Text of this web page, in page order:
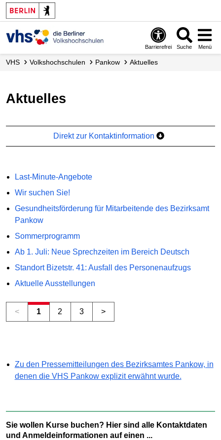
Barrierefrei Suche Menü
VHS Volks­hochschulen Pankow Aktuelles
Aktuelles
Direkt zur Kontaktinformation
Last-Minute-Angebote
Wir suchen Sie!
Gesundheitsförderung für Mitarbeitende des Bezirksamt
Pankow
Sommerprogramm
Ab 1. Juli: Neue Sprechzeiten im Bereich Deutsch
Standort Bizetstr. 41: Ausfall des Personenaufzugs
Aktuelle Ausstellungen
< 1 2 3 >
Zu den Pressemitteilungen des Bezirksamtes Pankow, in
denen die VHS Pankow explizit erwähnt wurde.
Sie wollen Kurse buchen? Hier sind alle Kontaktdaten
und Anmeldeinformationen auf einen ...